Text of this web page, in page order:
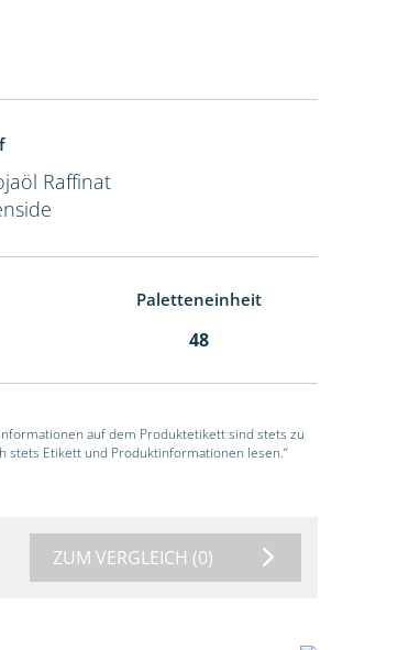
Raffinat
Paletteneinheit
48
auf dem Produktetikett sind stets zu
stets Etikett und Produktinformationen lesen.“
ZUM VERGLEICH (0)